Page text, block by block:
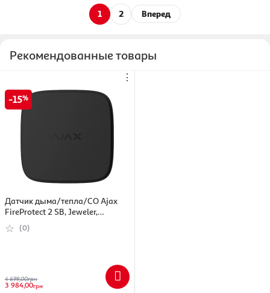
1 2 Вперед
Рекомендованные товары
⋮
15
Датчик дыма/тепла/CO Ajax
FireProtect 2 SB, Jeweler,
черный, неизменная батарея
(29702)
(0)
4 699,00грн
3 984,00грн